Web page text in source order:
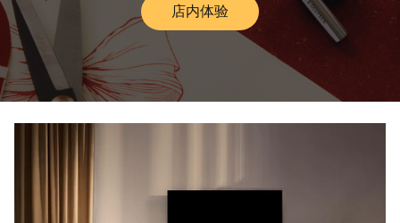
店内体验
Link Opens in New Tab